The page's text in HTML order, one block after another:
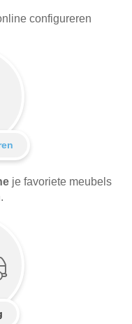
configureren
je favoriete meubels